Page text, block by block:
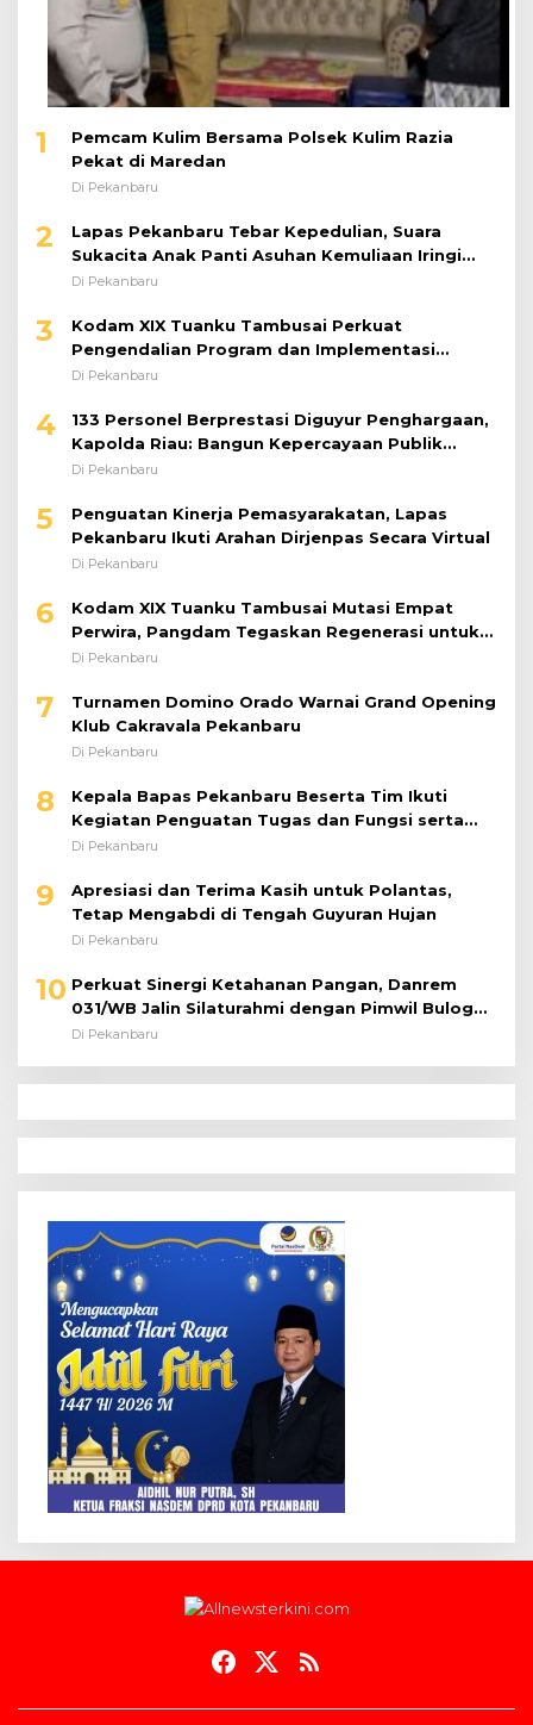
1
Pemcam Kulim Bersama Polsek Kulim Razia
Pekat di Maredan
Di Pekanbaru
2
Lapas Pekanbaru Tebar Kepedulian, Suara
Sukacita Anak Panti Asuhan Kemuliaan Iringi
Bantuan Sosial
Di Pekanbaru
3
Kodam XIX Tuanku Tambusai Perkuat
Pengendalian Program dan Implementasi
Doktrin TNI AD
Di Pekanbaru
4
133 Personel Berprestasi Diguyur Penghargaan,
Kapolda Riau: Bangun Kepercayaan Publik
dengan Karya Nyata
Di Pekanbaru
5
Penguatan Kinerja Pemasyarakatan, Lapas
Pekanbaru Ikuti Arahan Dirjenpas Secara Virtual
Di Pekanbaru
6
Kodam XIX Tuanku Tambusai Mutasi Empat
Perwira, Pangdam Tegaskan Regenerasi untuk
Perkuat Kinerja Satuan
Di Pekanbaru
7
Turnamen Domino Orado Warnai Grand Opening
Klub Cakravala Pekanbaru
Di Pekanbaru
8
Kepala Bapas Pekanbaru Beserta Tim Ikuti
Kegiatan Penguatan Tugas dan Fungsi serta
Paparan Penempatan WBP ke Lapas Terbuka
Di Pekanbaru
9
Apresiasi dan Terima Kasih untuk Polantas,
Tetap Mengabdi di Tengah Guyuran Hujan
Di Pekanbaru
10 Perkuat Sinergi Ketahanan Pangan, Danrem
031/WB Jalin Silaturahmi dengan Pimwil Bulog
Riau dan Kepri
Di Pekanbaru